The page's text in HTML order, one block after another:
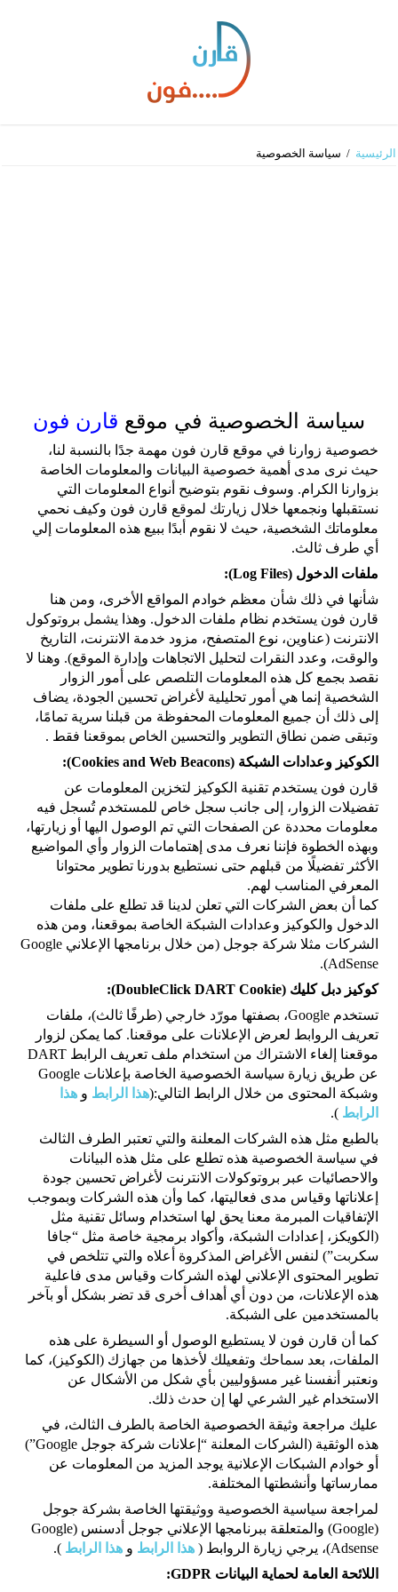
الرئيسية / سياسة الخصوصية
سياسة الخصوصية في موقع قارن فون
خصوصية زوارنا في موقع قارن فون مهمة جدًا بالنسبة لنا،
حيث نرى مدى أهمية خصوصية البيانات والمعلومات الخاصة
بزوارنا الكرام. وسوف نقوم بتوضيح أنواع المعلومات التي
نستقبلها ونجمعها خلال زيارتك لموقع قارن فون وكيف نحمي
معلوماتك الشخصية، حيث لا نقوم أبدًا ببيع هذه المعلومات إلي
أي طرف ثالث.
ملفات الدخول (Log Files):
شأنها في ذلك شأن معظم خوادم المواقع الأخرى، ومن هنا
قارن فون يستخدم نظام ملفات الدخول. وهذا يشمل بروتوكول
الانترنت (عناوين، نوع المتصفح، مزود خدمة الانترنت، التاريخ
والوقت، وعدد النقرات لتحليل الاتجاهات وإدارة الموقع). وهنا لا
نقصد بجمع كل هذه المعلومات التلصص على أمور الزوار
الشخصية إنما هي أمور تحليلية لأغراض تحسين الجودة، يضاف
إلى ذلك أن جميع المعلومات المحفوظة من قبلنا سرية تمامًا،
وتبقى ضمن نطاق التطوير والتحسين الخاص بموقعنا فقط .
الكوكيز وعدادات الشبكة (Cookies and Web Beacons):
قارن فون يستخدم تقنية الكوكيز لتخزين المعلومات عن
تفضيلات الزوار، إلى جانب سجل خاص للمستخدم تُسجل فيه
معلومات محددة عن الصفحات التي تم الوصول اليها أو زيارتها،
وبهذه الخطوة فإننا نعرف مدى إهتمامات الزوار وأي المواضيع
الأكثر تفضيلًا من قبلهم حتى نستطيع بدورنا تطوير محتوانا
المعرفي المناسب لهم.
كما أن بعض الشركات التي تعلن لدينا قد تطلع على ملفات
الدخول والكوكيز وعدادات الشبكة الخاصة بموقعنا، ومن هذه
الشركات مثلا شركة جوجل (من خلال برنامجها الإعلاني Google
AdSense).
كوكيز دبل كليك (DoubleClick DART Cookie):
تستخدم Google، بصفتها مورّد خارجي (طرفًا ثالث)، ملفات
تعريف الروابط لعرض الإعلانات على موقعنا. كما يمكن لزوار
موقعنا إلغاء الاشتراك من استخدام ملف تعريف الرابط DART
عن طريق زيارة سياسة الخصوصية الخاصة بإعلانات Google
وشبكة المحتوى من خلال الرابط التالي:(هذا الرابط وهذا
الرابط ).
بالطبع مثل هذه الشركات المعلنة والتي تعتبر الطرف الثالث
في سياسة الخصوصية هذه تطلع على مثل هذه البيانات
والاحصائيات عبر بروتوكولات الانترنت لأغراض تحسين جودة
إعلاناتها وقياس مدى فعاليتها، كما وأن هذه الشركات وبموجب
الإتفاقيات المبرمة معنا يحق لها استخدام وسائل تقنية مثل
(الكويكز، إعدادات الشبكة، وأكواد برمجية خاصة مثل “جافا
سكربت”) لنفس الأغراض المذكروة أعلاه والتي تتلخص في
تطوير المحتوى الإعلاني لهذه الشركات وقياس مدى فاعلية
هذه الإعلانات، من دون أي أهداف أخرى قد تضر بشكل أو بآخر
بالمستخدمين على الشبكة.
كما أن قارن فون لا يستطيع الوصول أو السيطرة على هذه
الملفات، بعد سماحك وتفعيلك لأخذها من جهازك (الكوكيز)، كما
ونعتبر أنفسنا غير مسؤوليين بأي شكل من الأشكال عن
الاستخدام غير الشرعي لها إن حدث ذلك.
عليك مراجعة وثيقة الخصوصية الخاصة بالطرف الثالث، في
هذه الوثقية (الشركات المعلنة “إعلانات شركة جوجل Google”)
أو خوادم الشبكات الإعلانية يوجد المزيد من المعلومات عن
ممارساتها وأنشطتها المختلفة.
لمراجعة سياسية الخصوصية ووثيقتها الخاصة بشركة جوجل
(Google) والمتعلقة ببرنامجها الإعلاني جوجل أدسنس (Google
Adsense)، يرجي زيارة الروابط (
هذا الرابط وهذا الرابط ).
اللائحة العامة لحماية البيانات GDPR: